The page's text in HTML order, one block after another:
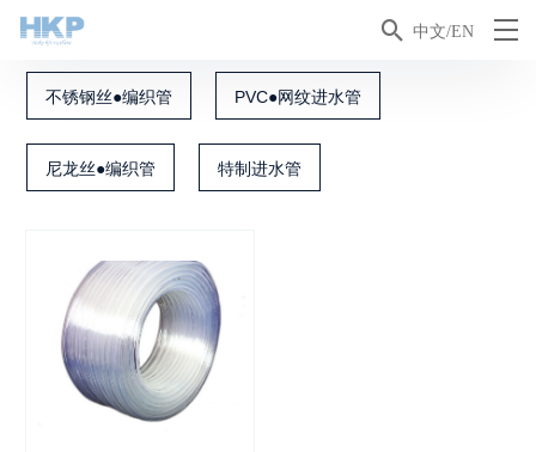
 中文/EN
不锈钢丝●编织管 PVC●网纹进水管
尼龙丝●编织管 特制进水管